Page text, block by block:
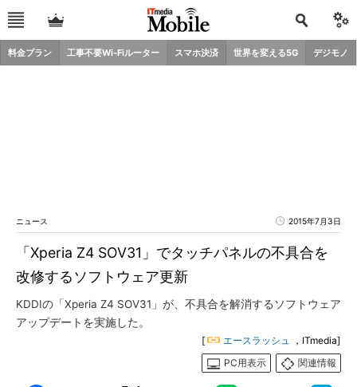
料金プラン 工事不要Wi-Fiルーター スマホ決済 世界を変える5G デジモノ
ニュース 2015年7月3日
「Xperia Z4 SOV31」でタッチパネルの不具合を
改修するソフトウェア更新
KDDIの「Xperia Z4 SOV31」が、不具合を解消するソフトウェア
アップデートを実施した。
[ エースラッシュ ，ITmedia]
PC用表示
関連情報